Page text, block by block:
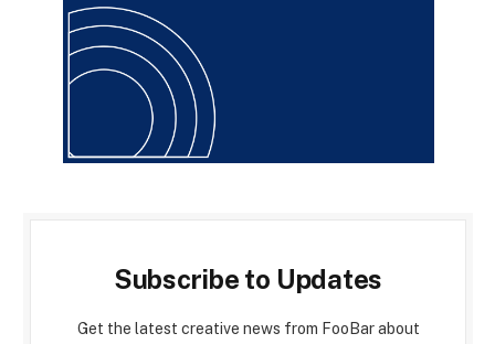
Subscribe to Updates
Get the latest creative news from FooBar about